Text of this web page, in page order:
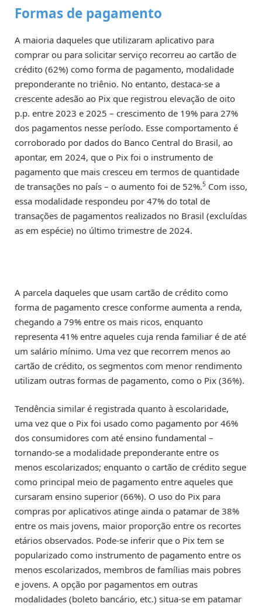
Formas de pagamento
A maioria daqueles que utilizaram aplicativo para
comprar ou para solicitar serviço recorreu ao cartão de
crédito (62%) como forma de pagamento, modalidade
preponderante no triênio. No entanto, destaca-se a
crescente adesão ao Pix que registrou elevação de oito
p.p. entre 2023 e 2025 – crescimento de 19% para 27%
dos pagamentos nesse período. Esse comportamento é
corroborado por dados do Banco Central do Brasil, ao
apontar, em 2024, que o Pix foi o instrumento de
pagamento que mais cresceu em termos de quantidade
de transações no país – o aumento foi de 52%.5 Com isso,
essa modalidade respondeu por 47% do total de
transações de pagamentos realizados no Brasil (excluídas
as em espécie) no último trimestre de 2024.
A parcela daqueles que usam cartão de crédito como
forma de pagamento cresce conforme aumenta a renda,
chegando a 79% entre os mais ricos, enquanto
representa 41% entre aqueles cuja renda familiar é de até
um salário mínimo. Uma vez que recorrem menos ao
cartão de crédito, os segmentos com menor rendimento
utilizam outras formas de pagamento, como o Pix (36%).
Tendência similar é registrada quanto à escolaridade,
uma vez que o Pix foi usado como pagamento por 46%
dos consumidores com até ensino fundamental –
tornando-se a modalidade preponderante entre os
menos escolarizados; enquanto o cartão de crédito segue
como principal meio de pagamento entre aqueles que
cursaram ensino superior (66%). O uso do Pix para
compras por aplicativos atinge ainda o patamar de 38%
entre os mais jovens, maior proporção entre os recortes
etários observados. Pode-se inferir que o Pix tem se
popularizado como instrumento de pagamento entre os
menos escolarizados, membros de famílias mais pobres
e jovens. A opção por pagamentos em outras
modalidades (boleto bancário, etc.) situa-se em patamar